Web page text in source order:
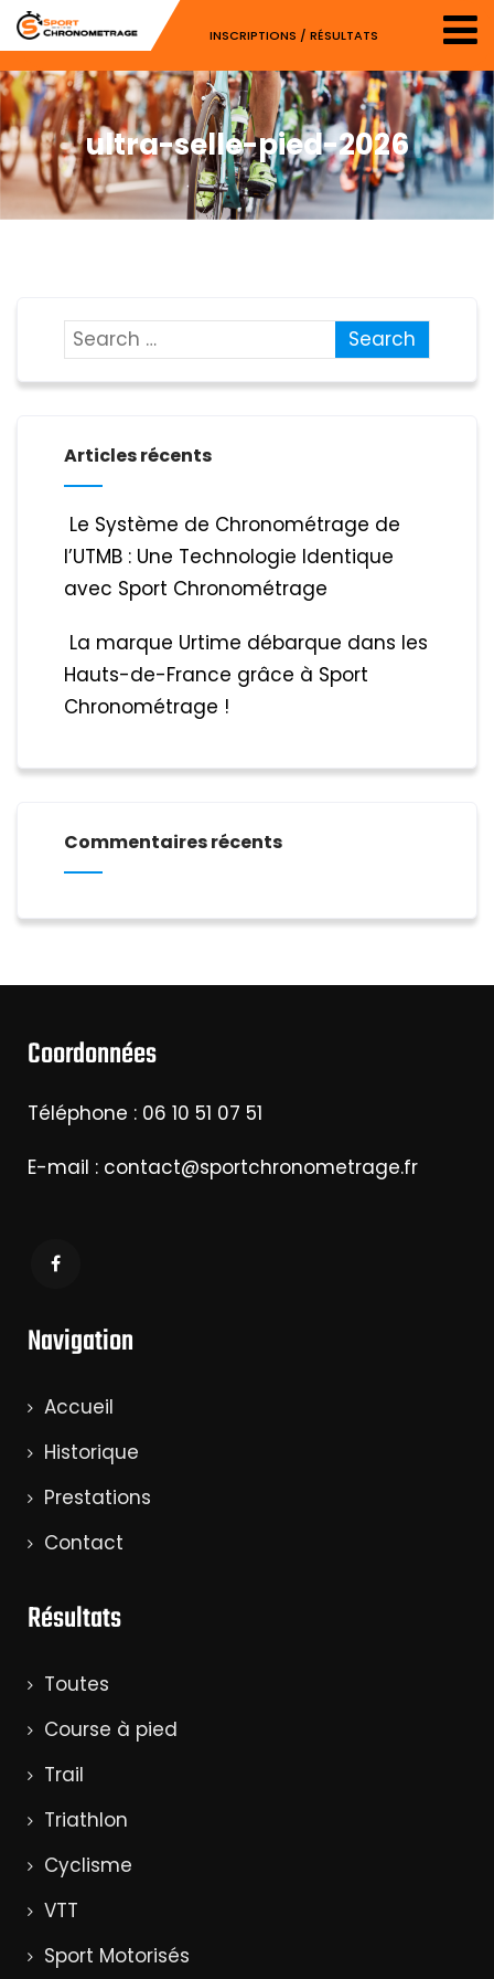
INSCRIPTIONS / RÉSULTATS
ultra-selle-pied-2026
Articles récents
Le Système de Chronométrage de
l’UTMB : Une Technologie Identique
avec Sport Chronométrage
La marque Urtime débarque dans les
Hauts-de-France grâce à Sport
Chronométrage !
Commentaires récents
Coordonnées
Téléphone : 06 10 51 07 51
E-mail : contact@sportchronometrage.fr
Navigation
Accueil
Historique
Prestations
Contact
Résultats
Toutes
Course à pied
Trail
Triathlon
Cyclisme
VTT
Sport Motorisés